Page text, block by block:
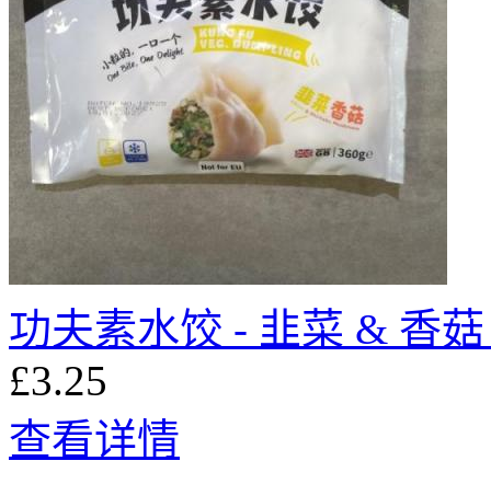
功夫素水饺 - 韭菜 & 香菇
£3.25
查看详情